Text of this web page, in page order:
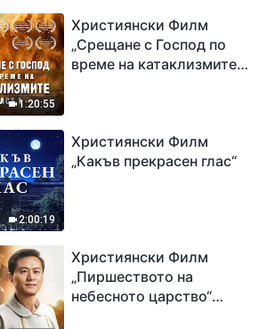
1:20:55
Християнски Филм
„Срещане с Господ по
време на катаклизмите“
2:00:19
Християнски Филм
„Какъв прекрасен глас“
Християнски Филм
„Пиршеството на
небесното царство“